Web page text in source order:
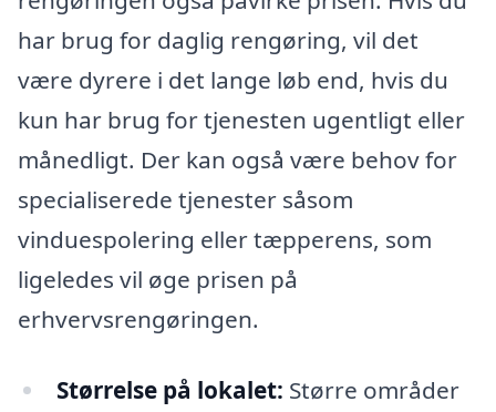
har brug for daglig rengøring, vil det
være dyrere i det lange løb end, hvis du
kun har brug for tjenesten ugentligt eller
månedligt. Der kan også være behov for
specialiserede tjenester såsom
vinduespolering eller tæpperens, som
ligeledes vil øge prisen på
erhvervsrengøringen.
Størrelse på lokalet: Større områder